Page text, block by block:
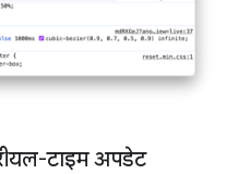
टाइम अपडेट